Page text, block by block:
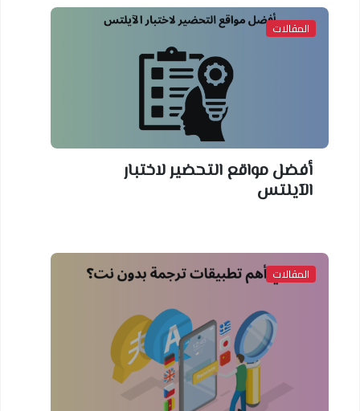
المقالات
أفضل مواقع التحضير لاختبار
الآيلتس
المقالات